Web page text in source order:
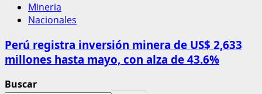
Mineria
Nacionales
Perú registra inversión minera de US$ 2,633
millones hasta mayo, con alza de 43.6%
Buscar